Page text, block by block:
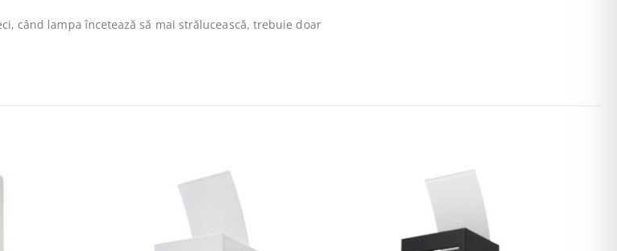
când lampa încetează să mai strălucească, trebuie doar